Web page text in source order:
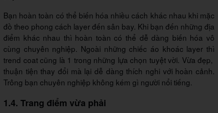
Bạn hoàn toàn có thể biến hóa nhiều cách khác nhau khi mặc
đồ theo phong cách layer đến sân bay. Khi bạn đến những địa
điểm khác nhau thì hoàn toàn có thể dễ dàng biến hóa vô
cùng chuyên nghiệp. Ngoài những chiếc áo khoác layer thì
trend coat cũng là 1 trong những lựa chọn tuyệt vời. Vừa đẹp,
thuận tiện thay đổi mà lại dễ dàng thích nghi với hoàn cảnh.
Trông bạn chuyên nghiệp không kém gì người nổi tiếng.
1.4. Trang điểm vừa phải